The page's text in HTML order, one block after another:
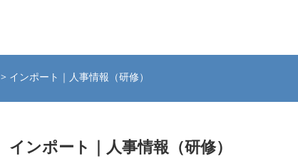
> インポート｜人事情報（研修）
インポート｜人事情報（研修）